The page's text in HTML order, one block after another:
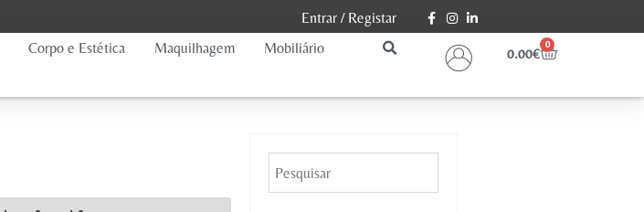
Entrar/ Registar
Corpo e Estética Maquilhagem Mobiliário 0.00€
0